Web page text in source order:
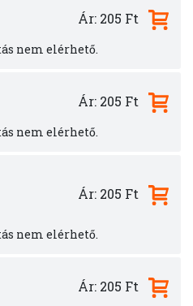
nem elérhető.
Ár: 205 Ft
nem elérhető.
Ár: 205 Ft
nem elérhető.
Ár: 205 Ft
Ár: 205 Ft